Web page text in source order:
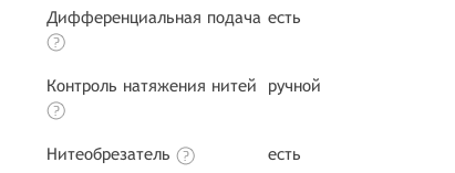
Дифференциальная подача есть
Контроль натяжения нитей ручной
Нитеобрезатель есть